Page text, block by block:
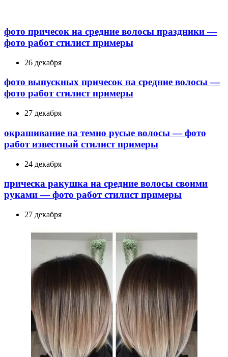
фото причесок на средние волосы праздники —
фото работ стилист примеры
26 декабря
фото выпускных причесок на средние волосы —
фото работ стилист примеры
27 декабря
окрашивание на темно русые волосы — фото
работ известный стилист примеры
24 декабря
прическа ракушка на средние волосы своими
руками — фото работ стилист примеры
27 декабря